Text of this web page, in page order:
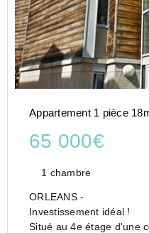
Appartement 1 pièce
65 000€
1 chambre
ORLEANS -
Investissement idéal !
Situé au 4e étage d'une